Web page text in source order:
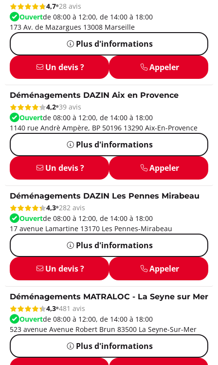
4,7 28 avis
Ouvertde 08:00 à 12:00, de 14:00 à 18:00
173 Av. de Mazargues 13008 Marseille
Plus d'informations
Un devis ? Appeler
Déménagements DAZIN Aix en Provence
4,2 39 avis
Ouvertde 08:00 à 12:00, de 14:00 à 18:00
1140 rue Andrè Ampère, BP 50196 13290 Aix-En-Provence
Plus d'informations
Un devis ? Appeler
Déménagements DAZIN Les Pennes Mirabeau
4,3 282 avis
Ouvertde 08:00 à 12:00, de 14:00 à 18:00
17 avenue Lamartine 13170 Les Pennes-Mirabeau
Plus d'informations
Un devis ? Appeler
Déménagements MATRALOC - La Seyne sur Mer
4,3 481 avis
Ouvertde 08:00 à 12:00, de 14:00 à 18:00
523 avenue Avenue Robert Brun 83500 La Seyne-Sur-Mer
Plus d'informations